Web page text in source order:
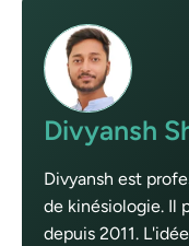
Divyansh
Divyansh est
de kinésiologie. Il
depuis 2011.